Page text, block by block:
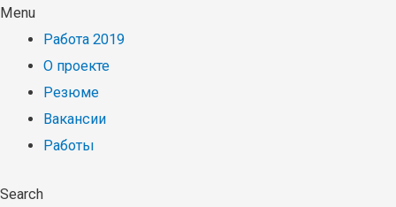
Menu
Работа 2019
О проекте
Резюме
Вакансии
Работы
Search